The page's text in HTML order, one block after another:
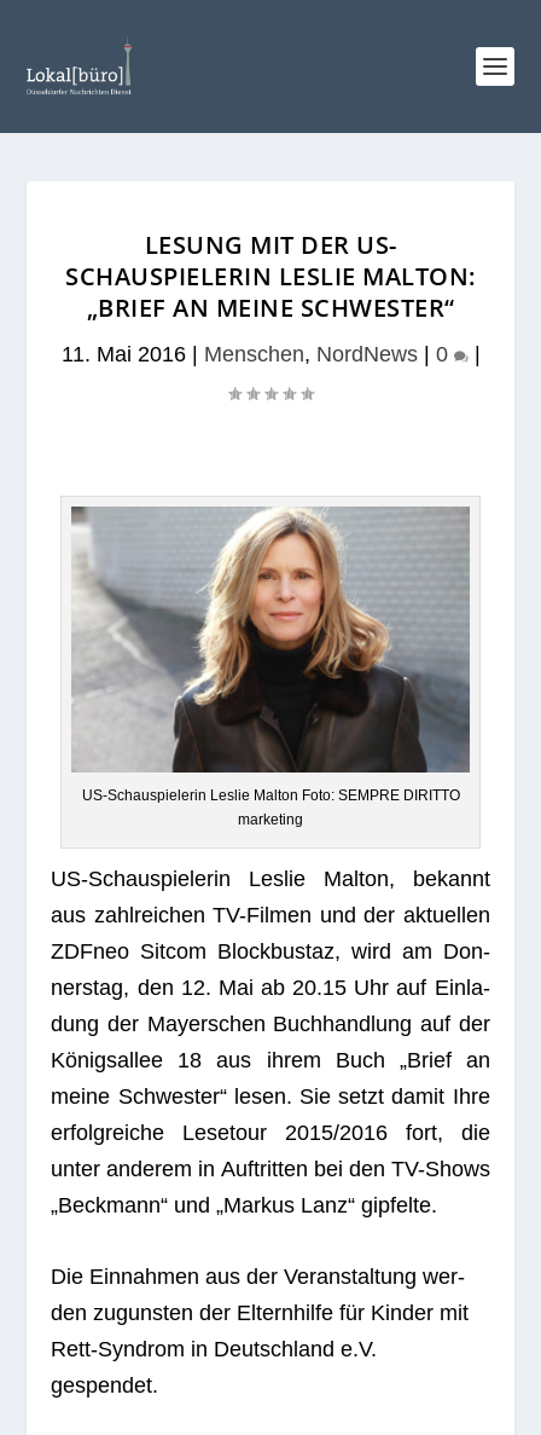
LESUNG MIT DER US-
SCHAUSPIELERIN LESLIE MALTON:
„BRIEF AN MEINE SCHWESTER“
11. Mai 2016| Menschen, NordNews| 0 |
US-Schau­spie­le­rin Les­lie Mal­ton Foto: SEMPRE DIRITTO
marketing
US-Schau­spie­le­rin Les­lie Mal­ton, bekannt
aus zahl­rei­chen TV-Fil­men und der aktu­el­len
ZDF­neo Sit­com Block­bus­taz, wird am Don­
ners­tag, den 12. Mai ab 20.15 Uhr auf Ein­la­
dung der May­er­schen Buch­hand­lung auf der
Königs­al­lee 18 aus ihrem Buch „Brief an
meine Schwes­ter“ lesen. Sie setzt damit Ihre
erfolg­rei­che Lese­tour 2015/2016 fort, die
unter ande­rem in Auf­trit­ten bei den TV-Shows
„Beck­mann“ und „Mar­kus Lanz“ gipfelte.
Die Ein­nah­men aus der Ver­an­stal­tung wer­
den zuguns­ten der Eltern­hilfe für Kin­der mit
Rett-Syn­drom in Deutsch­land e.V.
gespendet.